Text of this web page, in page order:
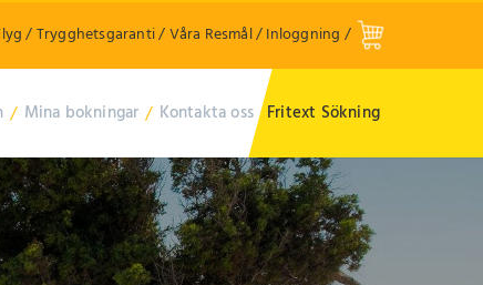
/Trygghetsgaranti/Våra Resmål/Inloggning /
/ Mina bokningar / Kontakta oss Fritext Sökning